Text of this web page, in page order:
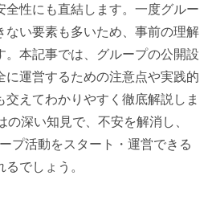
全性にも直結します。一度グルー
ない要素も多いため、事前の理解
。本記事では、グループの公開設
に運営するための注意点や実践的
交えてわかりやすく徹底解説しま
深い知見で、不安を解消し、
プ活動をスタート・運営できる
でしょう。